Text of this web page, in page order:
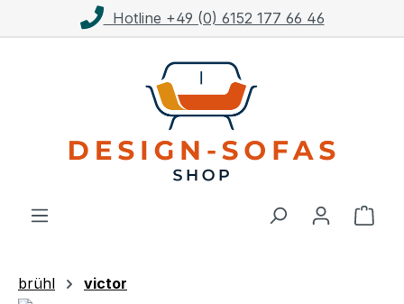
Zum Hauptinhalt springen
Hotline +49 (0) 6152 177 66 46
brühl victor